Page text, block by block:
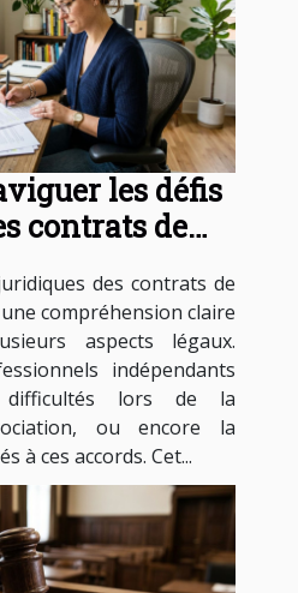
les défis
contrats de
des contrats de
compréhension claire
aspects légaux.
indépendants
difficultés lors de la
ou encore la
à ces accords. Cet...